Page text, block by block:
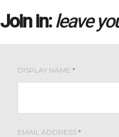
Join in:leave
DISPLAY NAME *
EMAIL ADDRESS *